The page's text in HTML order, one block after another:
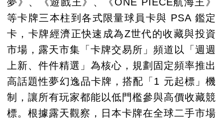
等卡牌三本柱到各式限量球員卡與 PSA 鑑定
卡，卡牌經濟正快速成為Z世代的收藏與投資
市場，露天市集「卡牌交易所」頻道以「週週
上新、件件精選」為核心，規劃固定頻率推出
高話題性夢幻逸品卡牌，搭配「1 元起標」機
制，讓所有玩家都能以低門檻參與高價收藏競
標。根據露天觀察，日本卡牌在全球二手市場